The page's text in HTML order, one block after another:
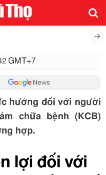
GMT+7
hưởng đối với người
chữa bệnh (KCB)
hợp.
lợi đối với